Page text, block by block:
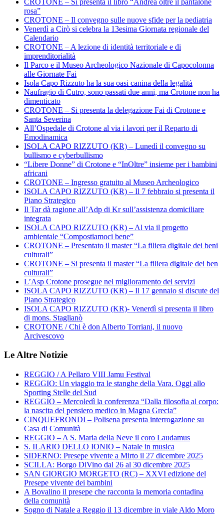
rosa”
CROTONE – Il convegno sulle nuove sfide per la pediatria
Venerdì a Cirò si celebra la 13esima Giornata regionale del
Calendario
CROTONE – A lezione di identità territoriale e di
imprenditorialità
Il Parco e il Museo Archeologico Nazionale di Capocolonna
alle Giornate Fai
Isola Capo Rizzuto ha la sua oasi canina della legalità
Naufragio di Cutro, sono passati due anni, ma Crotone non ha
dimenticato
CROTONE – Si presenta la delegazione Fai di Crotone e
Santa Severina
All’Ospedale di Crotone al via i lavori per il Reparto di
Emodinamica
ISOLA CAPO RIZZUTO (KR) – Lunedì il convegno su
bullismo e cyberbullismo
“Libere Donne” di Crotone e “InOltre” insieme per i bambini
africani
CROTONE – Ingresso gratuito al Museo Archeologico
ISOLA CAPO RIZZUTO (KR) – Il 7 febbraio si presenta il
Piano Strategico
Il Tar dà ragione all’Adp di Kr sull’assistenza domiciliare
integrata
ISOLA CAPO RIZZUTO (KR) – Al via il progetto
ambientale “Compostiamoci bene”
CROTONE – Presentato il master “La filiera digitale dei beni
culturali”
CROTONE – Si presenta il master “La filiera digitale dei ben
culturali”
L’Asp Crotone prosegue nel miglioramento dei servizi
ISOLA CAPO RIZZUTO (KR) – Il 17 gennaio si discute del
Piano Strategico
ISOLA CAPO RIZZUTO (KR)- Venerdì si presenta il libro
di mons. Staglianò
CROTONE / Chi è don Alberto Torriani, il nuovo
Arcivescovo
Le Altre Notizie
REGGIO / A Pellaro VIII Jamu Festival
REGGIO: Un viaggio tra le stanghe della Vara. Oggi allo
Sporting Stelle del Sud
REGGIO – Mercoledì la conferenza “Dalla filosofia al corpo:
la nascita del pensiero medico in Magna Grecia”
CINQUEFRONDI – Polisena presenta interrogazione su
Casa di Comunità
REGGIO – A S. Maria della Neve il coro Laudamus
S. ILARIO DELLO IONIO – Natale in musica
SIDERNO: Presepe vivente a Mirto il 27 dicembre 2025
SCILLA: Borgo DiVino dal 26 al 30 dicembre 2025
SAN GIORGIO MORGETO (RC) – XXVI edizione del
Presepe vivente dei bambini
A Bovalino il presepe che racconta la memoria contadina
della comunità
Sogno di Natale a Reggio il 13 dicembre in viale Aldo Moro